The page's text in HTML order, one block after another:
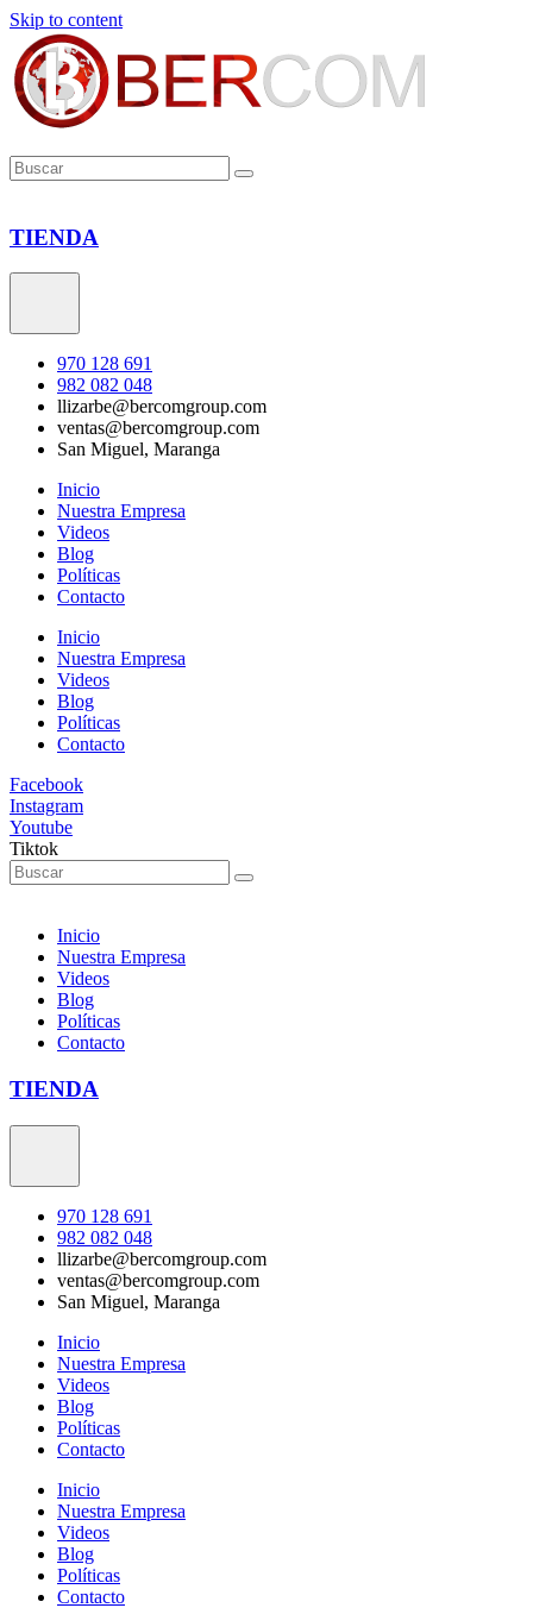
Skip to content
TIENDA
970 128 691
982 082 048
llizarbe@bercomgroup.com
ventas@bercomgroup.com
San Miguel, Maranga
Inicio
Nuestra Empresa
Videos
Blog
Políticas
Contacto
Inicio
Nuestra Empresa
Videos
Blog
Políticas
Contacto
Facebook
Instagram
Youtube
Tiktok
Inicio
Nuestra Empresa
Videos
Blog
Políticas
Contacto
TIENDA
970 128 691
982 082 048
llizarbe@bercomgroup.com
ventas@bercomgroup.com
San Miguel, Maranga
Inicio
Nuestra Empresa
Videos
Blog
Políticas
Contacto
Inicio
Nuestra Empresa
Videos
Blog
Políticas
Contacto